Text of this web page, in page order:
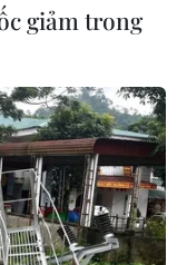
#biển đông
giảm trong